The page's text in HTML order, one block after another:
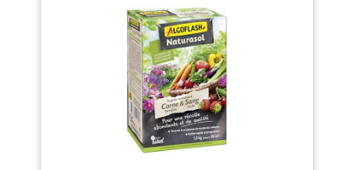
robustes et des fleurs plus
nombreuses. NUTRITION
DOUCE ET PROGRESSIVE :
Apporte une fertilisation
organique naturelle sans risque
de brûlure pour les racines.
Grâce à la vinasse de betterave
et aux extraits de poisson, les
nutriments sont libérés
progressivement pour une
efficacité durable. FACILE À
DOSER : Son bouchon doseur
RICHE EN MATIÈRE
ORGANIQUE : Composé de
fientes de volaille avec litière, il
améliore durablement la
structure et la fertilité du sol.
UTILISATION SIMPLE ET
EFFICACE : À épandre au sol en
entretien ou en plantation, puis
griffer légèrement et arroser
pour activer l’action. DOSES
PAR TYPE DE CULTURE :
Gazon, légumes, fleurs : 120